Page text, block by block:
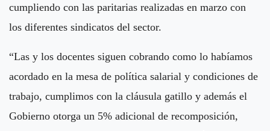
cumpliendo con las paritarias realizadas en marzo con
los diferentes sindicatos del sector.
“Las y los docentes siguen cobrando como lo habíamos
acordado en la mesa de política salarial y condiciones de
trabajo, cumplimos con la cláusula gatillo y además el
Gobierno otorga un 5% adicional de recomposición,